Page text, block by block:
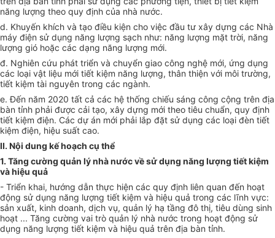
năng lượng theo quy định của nhà nước.
d. Khuyến khích và tạo điều kiện cho việc đầu tư xây dựng các Nhà
máy điện sử dụng năng lượng sạch như: năng lượng mặt trời, năng
lượng gió hoặc các dạng năng lượng mới.
đ. Nghiên cứu phát triển và chuyển giao công nghệ mới, ứng dụng
các loại vật liệu mới tiết kiệm năng lượng, thân thiện với môi trường,
tiết kiệm tài nguyên trong các ngành.
e. Đến năm 2020 tất cả các hệ thống chiếu sáng công cộng trên địa
bàn tỉnh phải được cải tạo, xây dựng mới theo tiêu chuẩn, quy định
tiết kiệm điện. Các dự án mới phải lắp đặt sử dụng các loại đèn tiết
kiệm điện, hiệu suất cao.
II. Nội dung kế hoạch cụ thể
1. Tăng cường quản lý nhà nước về sử dụng năng lượng tiết kiệm
và hiệu quả
- Triển khai, hướng dẫn thực hiện các quy định liên quan đến hoạt
động sử dụng năng lượng tiết kiệm và hiệu quả trong các lĩnh vực:
sản xuất, kinh doanh, dịch vụ, quản lý hạ tầng đô thị, tiêu dùng sinh
hoạt ... Tăng cường vai trò quản lý nhà nước trong hoạt động sử
dụng năng lượng tiết kiệm và hiệu quả trên địa bàn tỉnh.